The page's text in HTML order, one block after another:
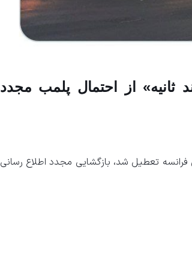
ثانیه» از احتمال پلمب مجدد
تعطیل شد، بازگشایی مجدد اطلاع رسانی